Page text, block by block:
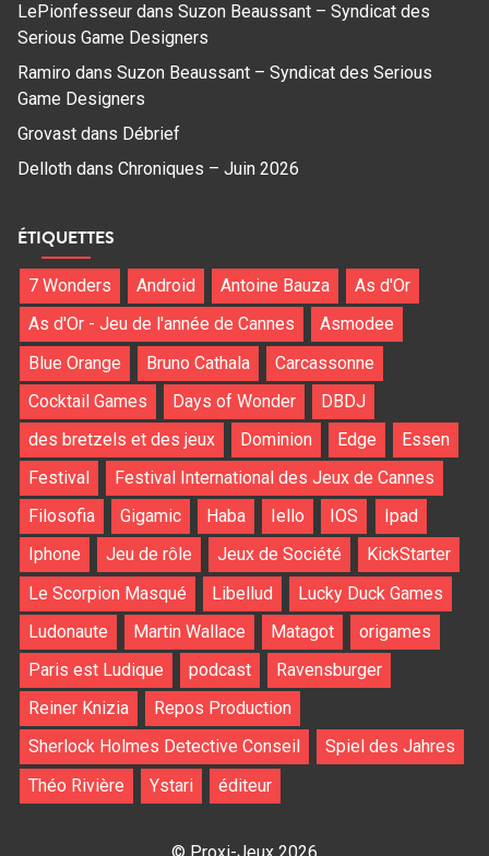
LePionfesseur dans Suzon Beaussant – Syndicat des
Serious Game Designers
Ramiro dans Suzon Beaussant – Syndicat des Serious
Game Designers
Grovast dans Débrief
Delloth dans Chroniques – Juin 2026
ÉTIQUETTES
7 Wonders Android Antoine Bauza
As d'Or
As d'Or - Jeu de l'année de Cannes
Asmodee
Blue Orange
Bruno Cathala
Carcassonne
Cocktail Games
Days of Wonder
DBDJ
des bretzels et des jeux
Dominion Edge
Essen
Festival
Festival International des Jeux de Cannes
Filosofia
Gigamic Haba Iello IOS
Ipad
Iphone
Jeu de rôle Jeux de Société
KickStarter
Le Scorpion Masqué
Libellud
Lucky Duck Games
Ludonaute
Martin Wallace Matagot
origames
Paris est Ludique
podcast
Ravensburger
Reiner Knizia
Repos Production
Sherlock Holmes Detective Conseil
Spiel des Jahres
Théo Rivière
Ystari éditeur